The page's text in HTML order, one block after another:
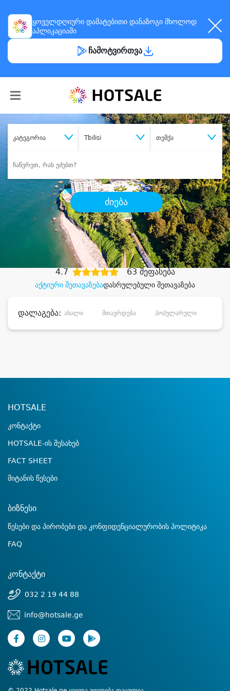
ყოველდღიური დამატებითი დანაზოგი მხოლოდ
აპლიკაციაში
ჩამოტვირთვა
კატეგორია Tbilisi თემქა
ძიება
შეიძინესასურველი მომსახურება
დიდი დანაზოგით
აქტიური შეთავაზებადასრულებული შეთავაზება
4.7 63 შეფასება
დალაგება: ახალი მთავრდება პოპულარული
HOTSALE
კონტაქტი
HOTSALE-ის შესახებ
FACT SHEET
მიტანის წესები
ბიზნესი
წესები და პირობები და კონფიდენციალურობის პოლიტიკა
FAQ
კონტაქტი
032 2 19 44 88
info@hotsale.ge